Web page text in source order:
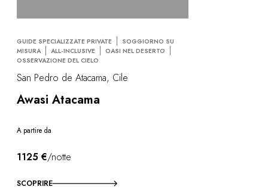
GUIDE SPECIALIZZATE PRIVATE
SOGGIORNO SU
MISURA
ALL-INCLUSIVE
OASI NEL DESERTO
OSSERVAZIONE DEL CIELO
San Pedro de Atacama, Cile
Awasi Atacama
A partire da
1125 €/notte
SCOPRIRE